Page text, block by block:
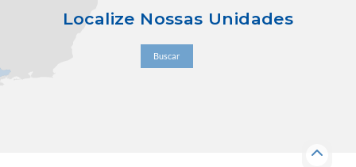
Localize Nossas Unidades
Buscar